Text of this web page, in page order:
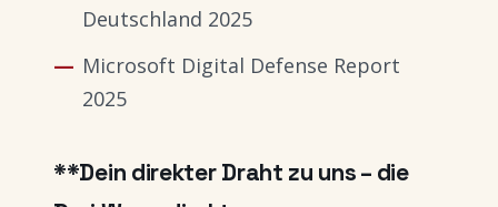
Deutschland 2025
Microsoft Digital Defense Report
2025
**Dein direkter Draht zu uns – die